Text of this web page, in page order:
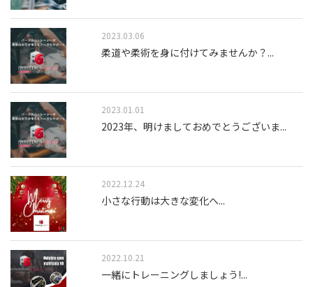
2023.03.06
柔道や柔術を身に付けてみませんか？ ...
2023.01.01
2023年、明けましておめでとうございま...
2022.12.24
小さな行動は大きな変化へ...
2022.10.21
一緒にトレーニングしましょう!...